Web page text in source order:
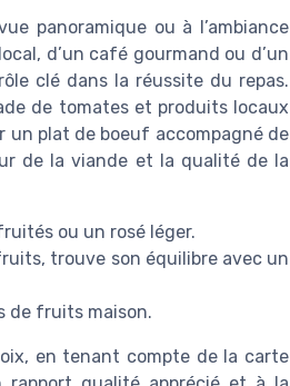
panoramique ou à l’ambiance
d’un café gourmand ou d’un
clé dans la réussite du repas.
de tomates et produits locaux
un plat de boeuf accompagné de
de la viande et la qualité de la
ou un rosé léger.
trouve son équilibre avec un
de fruits maison.
en tenant compte de la carte